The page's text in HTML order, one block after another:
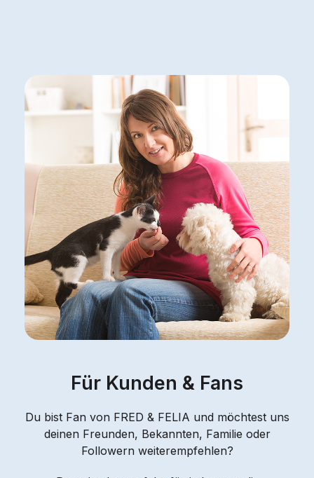
Für Kunden & Fans
Du bist Fan von FRED & FELIA und möchtest uns
deinen Freunden, Bekannten, Familie oder
Followern weiterempfehlen?